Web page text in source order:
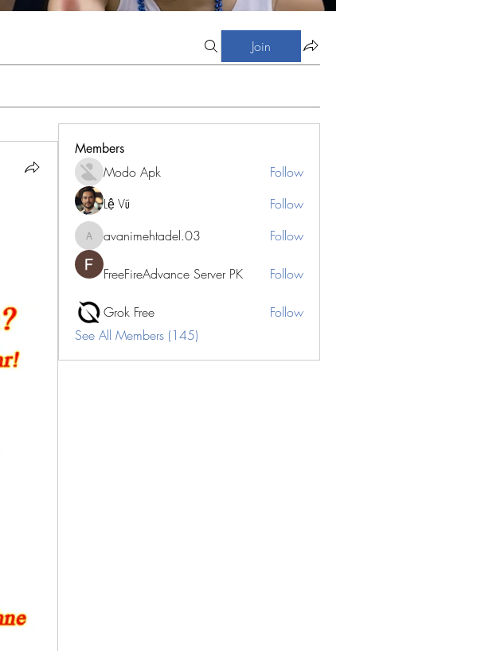
Join
Members
Modo Apk
Follow
Lệ Vũ
Follow
avanimehtadel.03
avanimehtadel.03 Follow
FreeFireAdvance Server PK Follow
Grok Free
Follow
See All Members (145)